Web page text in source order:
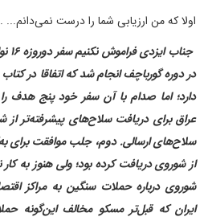
اولا که من ارزیابی شما را درست نمی‌دانم... .
در دوره گورباچف انجام شد که اتفاقا در
دارد؛ اما صدام با آن سفر خود پنج
عراق برای دریافت سلاح‌های پیشرفته‌تر
سلاح‌های ارسالی. دوم، جلب موافقت برای
از شوروی دریافت کرده بود؛ ولی هنوز به
شوروی درباره حملات سنگین به مراکز
ایران که قبل‌تر مسکو مخالف این‌گونه